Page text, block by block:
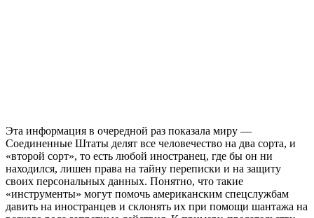
Эта информация в очередной раз показала миру —
Соединенные Штаты делят все человечество на два сорта, и
«второй сорт», то есть любой иностранец, где бы он ни
находился, лишен права на тайну переписки и на защиту
своих персональных данных. Понятно, что такие
«инструменты» могут помочь американским спецслужбам
давить на иностранцев и склонять их при помощи шантажа на